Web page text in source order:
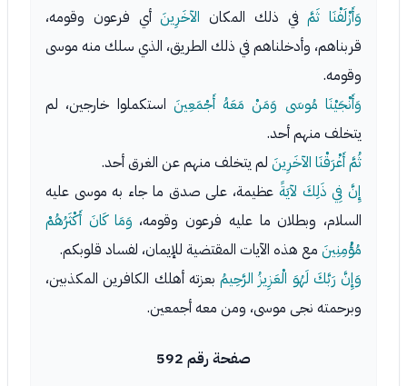
وَأَزْلَفْنَا ثَمَّفي ذلك المكان الآخَرِينَأي فرعون وقومه،
قربناهم، وأدخلناهم في ذلك الطريق، الذي سلك منه موسى
وقومه.
وَأَنْجَيْنَا مُوسَى وَمَنْ مَعَهُ أَجْمَعِينَ استكملوا خارجين، لم
يتخلف منهم أحد.
ثُمَّ أَغْرَقْنَا الآخَرِينَ لم يتخلف منهم عن الغرق أحد.
إِنَّ فِي ذَلِكَ لآيَةً عظيمة، على صدق ما جاء به موسى عليه
السلام، وبطلان ما عليه فرعون وقومه، وَمَا كَانَ أَكْثَرُهُمْ
مُؤْمِنِينَ مع هذه الآيات المقتضية للإيمان، لفساد قلوبكم.
وَإِنَّ رَبَّكَ لَهُوَ الْعَزِيزُ الرَّحِيمُ بعزته أهلك الكافرين المكذبين،
وبرحمته نجى موسى، ومن معه أجمعين.
صفحة رقم 592